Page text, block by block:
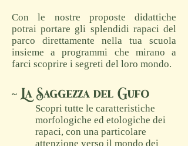
Con le nostre proposte didattiche
potrai portare gli splendidi rapaci del
parco direttamente nella tua scuola
insieme a programmi che mirano a
farci scoprire i segreti del loro mondo.
~ La Saggezza del Gufo
Scopri tutte le caratteristiche
morfologiche ed etologiche dei
rapaci, con una particolare
attenzione verso il mondo dei